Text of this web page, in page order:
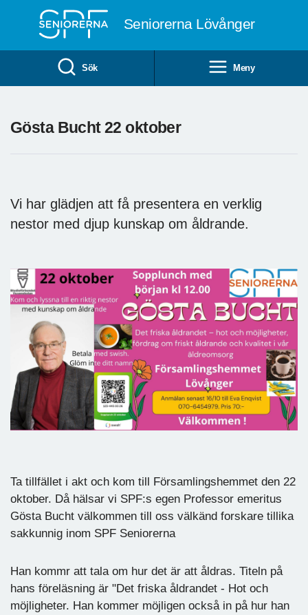
Seniorerna Lövånger
Sök Meny
Gösta Bucht 22 oktober
Vi har glädjen att få presentera en verklig
nestor med djup kunskap om åldrande.
Ta tillfället i akt och kom till Församlingshemmet den 22
oktober. Då hälsar vi SPF:s egen Professor emeritus
Gösta Bucht välkommen till oss välkänd forskare tillika
sakkunnig inom SPF Seniorerna
Han kommr att tala om hur det är att åldras. Titeln på
hans föreläsning är "Det friska åldrandet - Hot och
möjligheter. Han kommer möjligen också in på hur han